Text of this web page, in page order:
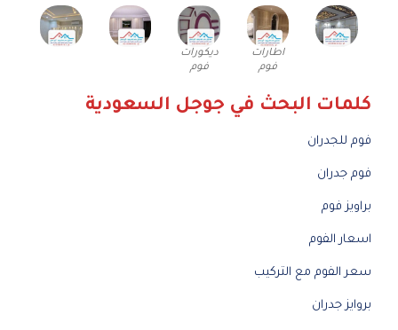
اطارات
فوم
ديكورات
فوم
كلمات البحث في جوجل السعودية
فوم للجدران
فوم جدران
براويز فوم
اسعار الفوم
سعر الفوم مع التركيب
بروايز جدران